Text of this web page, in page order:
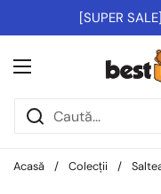
Salt la conținut[SUPER
Deschideți meniul
Acasă / Colecții /